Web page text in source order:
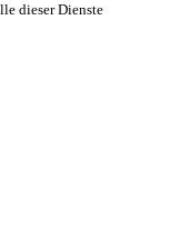
dieser Dienste